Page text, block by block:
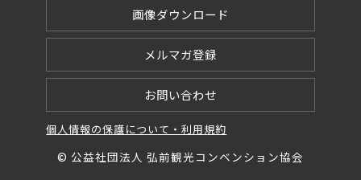
画像ダウンロード
メルマガ登録
お問い合わせ
個人情報の保護について・利用規約
© 公益社団法人 弘前観光コンベンション協会